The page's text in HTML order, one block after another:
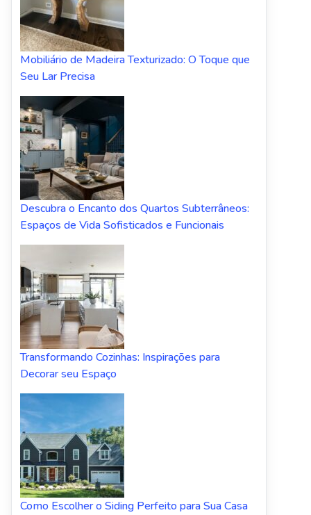
Mobiliário de Madeira Texturizado: O Toque que
Seu Lar Precisa
Descubra o Encanto dos Quartos Subterrâneos:
Espaços de Vida Sofisticados e Funcionais
Transformando Cozinhas: Inspirações para
Decorar seu Espaço
Como Escolher o Siding Perfeito para Sua Casa